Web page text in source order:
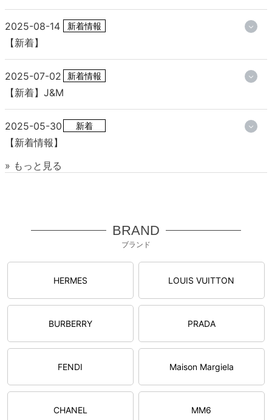
2025-08-14 新着情報
【新着】
2025-07-02 新着情報
【新着】J&M
2025-05-30 新着
【新着情報】
» もっと見る
BRAND
ブランド
HERMES LOUIS VUITTON
BURBERRY PRADA
FENDI Maison Margiela
CHANEL MM6